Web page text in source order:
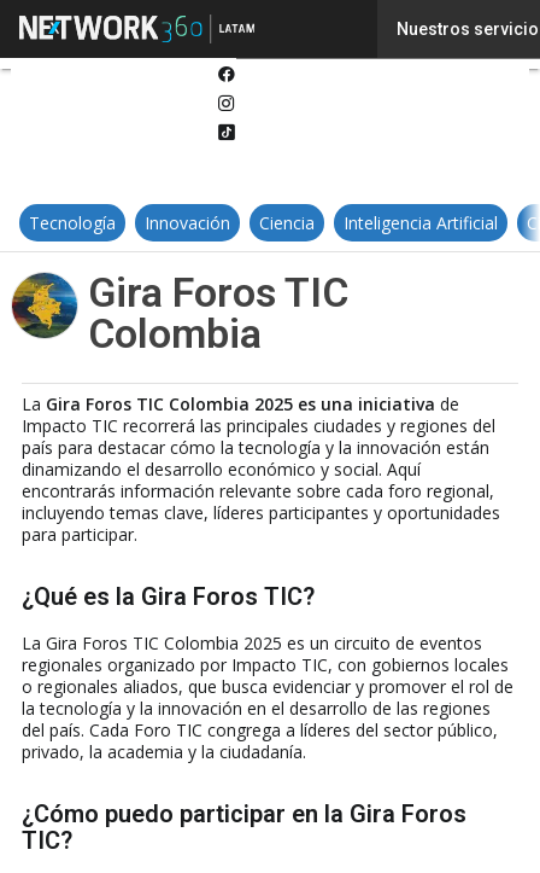
Nuestros
Tecnología Innovación Ciencia Inteligencia Artificial
Gira Foros TIC
Colombia
La Gira Foros TIC Colombia 2025 es una iniciativade
Impacto TIC recorrerá las principales ciudades y regiones del
país para destacar cómo la tecnología y la innovación están
dinamizando el desarrollo económico y social. Aquí
encontrarás información relevante sobre cada foro regional,
incluyendo temas clave, líderes participantes y oportunidades
para participar.
¿Qué es la Gira Foros TIC?
La Gira Foros TIC Colombia 2025 es un circuito de eventos
regionales organizado por Impacto TIC, con gobiernos locales
o regionales aliados, que busca evidenciar y promover el rol de
la tecnología y la innovación en el desarrollo de las regiones
del país. Cada Foro TIC congrega a líderes del sector público,
privado, la academia y la ciudadanía.
¿Cómo puedo participar en la Gira Foros
TIC?